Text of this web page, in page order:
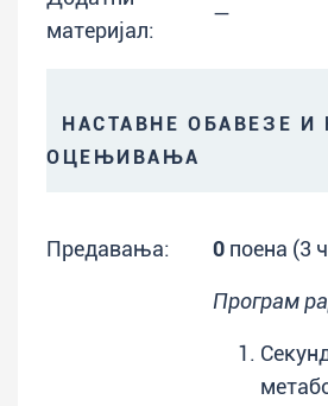
материјал:
—
НАСТАВНЕ ОБАВЕЗЕ И
ОЦЕЊИВАЊА
Предавања: 0 поена (3
Програм